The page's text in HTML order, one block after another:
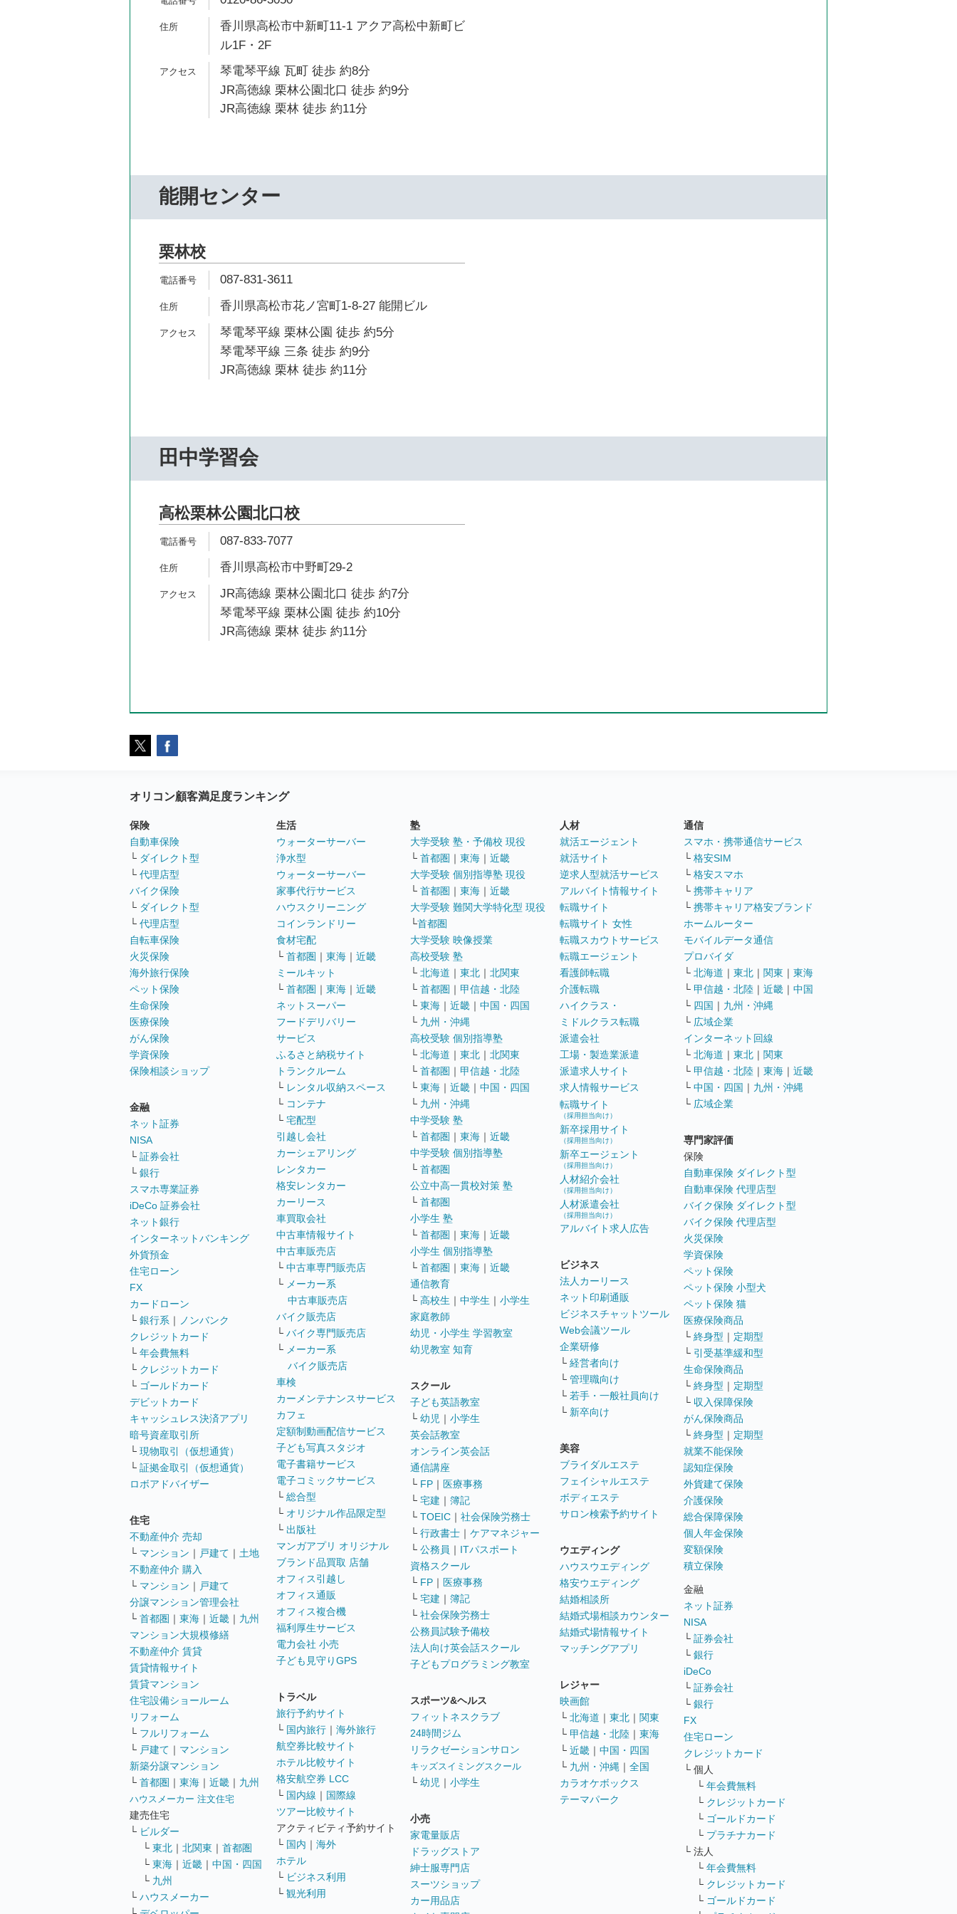
香川県高松市中新町11-1 アクア高松中新町ビ
ル1F・2F
琴電琴平線 瓦町 徒歩 約8分
JR高徳線 栗林公園北口 徒歩 約9分
JR高徳線 栗林 徒歩 約11分
能開センター
栗林校
087-831-3611
香川県高松市花ノ宮町1-8-27 能開ビル
琴電琴平線 栗林公園 徒歩 約5分
琴電琴平線 三条 徒歩 約9分
JR高徳線 栗林 徒歩 約11分
田中学習会
高松栗林公園北口校
087-833-7077
香川県高松市中野町29-2
JR高徳線 栗林公園北口 徒歩 約7分
琴電琴平線 栗林公園 徒歩 約10分
JR高徳線 栗林 徒歩 約11分
オリコン顧客満足度ランキング
保険
自動車保険
└ ダイレクト型
└ 代理店型
バイク保険
└ ダイレクト型
└ 代理店型
自転車保険
火災保険
海外旅行保険
ペット保険
生命保険
医療保険
がん保険
学資保険
保険相談ショップ
金融
ネット証券
NISA
└ 証券会社
└ 銀行
スマホ専業証券
iDeCo 証券会社
ネット銀行
インターネットバンキング
外貨預金
住宅ローン
FX
カードローン
└ 銀行系 ｜
ノンバンク
クレジットカード
└ 年会費無料
└ クレジットカード
└ ゴールドカード
デビットカード
キャッシュレス決済アプリ
暗号資産取引所
└ 現物取引（仮想通貨）
└ 証拠金取引（仮想通貨）
ロボアドバイザー
住宅
不動産仲介 売却
└ マンション ｜ 戸建て ｜ 土地
不動産仲介 購入
└ マンション ｜ 戸建て
分譲マンション管理会社
└ 首都圏 ｜ 東海 ｜ 近畿 ｜ 九州
マンション大規模修繕
不動産仲介 賃貸
賃貸情報サイト
賃貸マンション
住宅設備ショールーム
リフォーム
└ フルリフォーム
└ 戸建て ｜ マンション
新築分譲マンション
└ 首都圏 ｜ 東海 ｜ 近畿 ｜ 九州
ハウスメーカー 注文住宅
建売住宅
└ ビルダー
└ 東北 ｜ 北関東 ｜ 首都圏
└ 東海 ｜ 近畿 ｜ 中国・四国
└ 九州
└ ハウスメーカー
生活
ウォーターサーバー
浄水型
ウォーターサーバー
家事代行サービス
ハウスクリーニング
コインランドリー
食材宅配
└ 首都圏 ｜ 東海 ｜ 近畿
ミールキット
└ 首都圏 ｜ 東海 ｜ 近畿
ネットスーパー
フードデリバリー
サービス
ふるさと納税サイト
トランクルーム
└ レンタル収納スペース
└ コンテナ
└ 宅配型
引越し会社
カーシェアリング
レンタカー
格安レンタカー
カーリース
車買取会社
中古車情報サイト
中古車販売店
└ 中古車専門販売店
└ メーカー系
中古車販売店
バイク販売店
└ バイク専門販売店
└ メーカー系
バイク販売店
車検
カーメンテナンスサービス
カフェ
定額制動画配信サービス
子ども写真スタジオ
電子書籍サービス
電子コミックサービス
└ 総合型
└ オリジナル作品限定型
└ 出版社
マンガアプリ オリジナル
ブランド品買取 店舗
オフィス引越し
オフィス通販
オフィス複合機
福利厚生サービス
電力会社 小売
子ども見守りGPS
トラベル
旅行予約サイト
└ 国内旅行 ｜ 海外旅行
航空券比較サイト
ホテル比較サイト
格安航空券 LCC
└ 国内線 ｜ 国際線
ツアー比較サイト
アクティビティ予約サイト
└ 国内 ｜ 海外
ホテル
└ ビジネス利用
└ 観光利用
塾
大学受験 塾・予備校 現役
└ 首都圏 ｜ 東海 ｜ 近畿
大学受験 個別指導塾 現役
└ 首都圏 ｜ 東海 ｜ 近畿
大学受験 難関大学特化型 現役
└首都圏
大学受験 映像授業
高校受験 塾
└ 北海道 ｜ 東北 ｜ 北関東
└ 首都圏 ｜ 甲信越・北陸
└ 東海 ｜ 近畿 ｜ 中国・四国
└ 九州・沖縄
高校受験 個別指導塾
└ 北海道 ｜ 東北 ｜ 北関東
└ 首都圏 ｜ 甲信越・北陸
└ 東海 ｜ 近畿 ｜ 中国・四国
└ 九州・沖縄
中学受験 塾
└ 首都圏 ｜ 東海 ｜ 近畿
中学受験 個別指導塾
└ 首都圏
公立中高一貫校対策 塾
└ 首都圏
小学生 塾
└ 首都圏 ｜ 東海 ｜ 近畿
小学生 個別指導塾
└ 首都圏 ｜ 東海 ｜ 近畿
通信教育
└ 高校生 ｜ 中学生 ｜ 小学生
家庭教師
幼児・小学生 学習教室
幼児教室 知育
スクール
子ども英語教室
└ 幼児 ｜ 小学生
英会話教室
オンライン英会話
通信講座
└ FP ｜ 医療事務
└ 宅建 ｜ 簿記
└ TOEIC ｜ 社会保険労務士
└ 行政書士 ｜ ケアマネジャー
└ 公務員 ｜ ITパスポート
資格スクール
└ FP ｜ 医療事務
└ 宅建 ｜ 簿記
└ 社会保険労務士
公務員試験予備校
法人向け英会話スクール
子どもプログラミング教室
スポーツ&ヘルス
フィットネスクラブ
24時間ジム
リラクゼーションサロン
キッズスイミングスクール
└ 幼児 ｜ 小学生
小売
家電量販店
ドラッグストア
紳士服専門店
スーツショップ
カー用品店
人材
就活エージェント
就活サイト
逆求人型就活サービス
アルバイト情報サイト
転職サイト
転職サイト 女性
転職スカウトサービス
転職エージェント
看護師転職
介護転職
ハイクラス・
ミドルクラス転職
派遣会社
工場・製造業派遣
派遣求人サイト
求人情報サービス
転職サイト
（採用担当向け）
新卒採用サイト
（採用担当向け）
新卒エージェント
（採用担当向け）
人材紹介会社
（採用担当向け）
人材派遣会社
（採用担当向け）
アルバイト求人広告
ビジネス
法人カーリース
ネット印刷通販
ビジネスチャットツール
Web会議ツール
企業研修
└ 経営者向け
└ 管理職向け
└ 若手・一般社員向け
└ 新卒向け
美容
ブライダルエステ
フェイシャルエステ
ボディエステ
サロン検索予約サイト
ウエディング
ハウスウエディング
格安ウエディング
結婚相談所
結婚式場相談カウンター
結婚式場情報サイト
マッチングアプリ
レジャー
映画館
└ 北海道 ｜ 東北 ｜ 関東
└ 甲信越・北陸 ｜ 東海
└ 近畿 ｜ 中国・四国
└ 九州・沖縄 ｜ 全国
カラオケボックス
テーマパーク
通信
スマホ・携帯通信サービス
└ 格安SIM
└ 格安スマホ
└ 携帯キャリア
└ 携帯キャリア格安ブランド
ホームルーター
モバイルデータ通信
プロバイダ
└ 北海道 ｜ 東北 ｜ 関東 ｜ 東海
└ 甲信越・北陸 ｜ 近畿 ｜ 中国
└ 四国 ｜ 九州・沖縄
└ 広域企業
インターネット回線
└ 北海道 ｜ 東北 ｜ 関東
└ 甲信越・北陸 ｜ 東海 ｜ 近畿
└ 中国・四国 ｜ 九州・沖縄
└ 広域企業
専門家評価
保険
自動車保険 ダイレクト型
自動車保険 代理店型
バイク保険 ダイレクト型
バイク保険 代理店型
火災保険
学資保険
ペット保険
ペット保険 小型犬
ペット保険 猫
医療保険商品
└ 終身型 ｜ 定期型
└ 引受基準緩和型
生命保険商品
└ 終身型 ｜ 定期型
└ 収入保障保険
がん保険商品
└ 終身型 ｜ 定期型
就業不能保険
認知症保険
外貨建て保険
介護保険
総合保障保険
個人年金保険
変額保険
積立保険
金融
ネット証券
NISA
└ 証券会社
└ 銀行
iDeCo
└ 証券会社
└ 銀行
FX
住宅ローン
クレジットカード
└ 個人
└ 年会費無料
└ クレジットカード
└ ゴールドカード
└ プラチナカード
└ 法人
└ 年会費無料
└ クレジットカード
└ ゴールドカード